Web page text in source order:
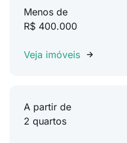
Menos de
R$ 400.000
Veja imóveis
A partir de
2 quartos